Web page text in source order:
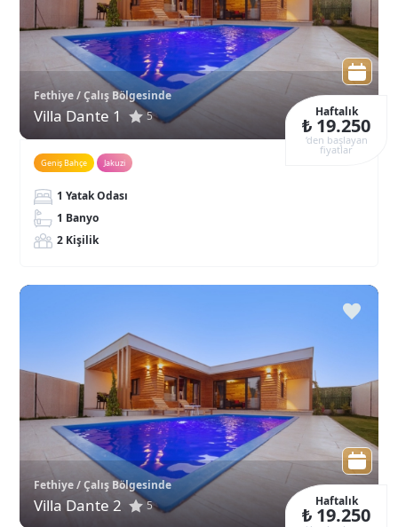
Fethiye / Çalış Bölgesinde
Villa Dante 1 5 Haftalık
₺ 19.250
‘den başlayan
fiyatlar
Geniş Bahçe Jakuzi
1 Yatak Odası
1 Banyo
2 Kişilik
Fethiye / Çalış Bölgesinde
Villa Dante 2 5 Haftalık
₺ 19.250